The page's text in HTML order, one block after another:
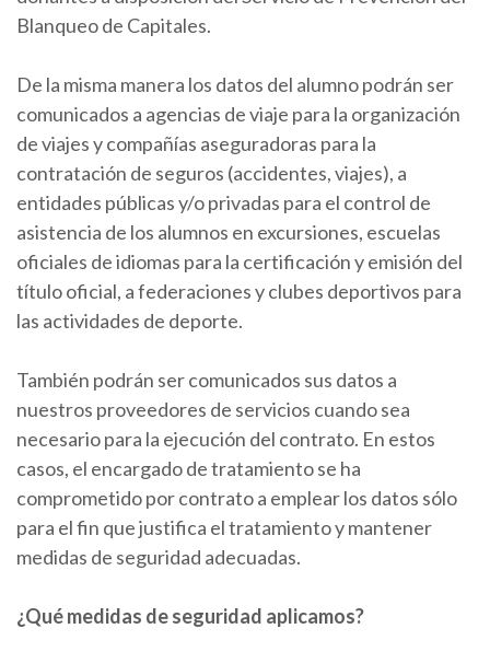
Blanqueo de Capitales.
De la misma manera los datos del alumno podrán ser
comunicados a agencias de viaje para la organización
de viajes y compañías aseguradoras para la
contratación de seguros (accidentes, viajes), a
entidades públicas y/o privadas para el control de
asistencia de los alumnos en excursiones, escuelas
oficiales de idiomas para la certificación y emisión del
título oficial, a federaciones y clubes deportivos para
las actividades de deporte.
También podrán ser comunicados sus datos a
nuestros proveedores de servicios cuando sea
necesario para la ejecución del contrato. En estos
casos, el encargado de tratamiento se ha
comprometido por contrato a emplear los datos sólo
para el fin que justifica el tratamiento y mantener
medidas de seguridad adecuadas.
¿Qué medidas de seguridad aplicamos?